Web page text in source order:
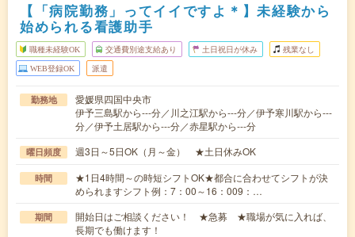
【「病院勤務」ってイイですよ＊】未経験から
始められる看護助手
職種未経験OK 交通費別途支給あり 土日祝日が休み 残業なし
WEB登録OK 派遣
勤務地
愛媛県四国中央市
伊予三島駅から---分／川之江駅から---分／伊予寒川駅から---
分／伊予土居駅から---分／赤星駅から---分
曜日頻度 週3日～5日OK（月～金） ★土日休みOK
時間
★1日4時間～の時短シフトOK★都合に合わせてシフトが決
められますシフト例：7：00～16：009：…
期間
開始日はご相談ください！ ★急募 ★職場が気に入れば、
長期でも働けます！